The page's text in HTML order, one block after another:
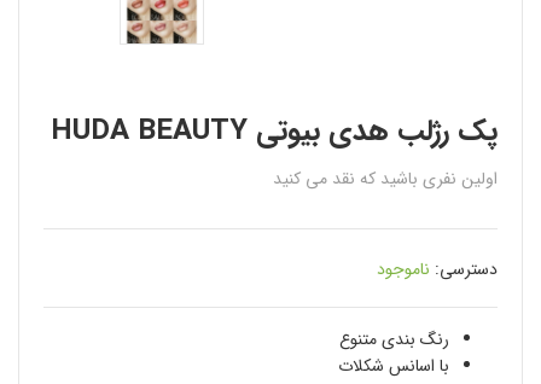
پک رژلب هدى بيوتى HUDA BEAUTY
اولین نفری باشید که نقد می کنید
دسترسی: ناموجود
رنگ بندی متنوع
با اسانس شكلات